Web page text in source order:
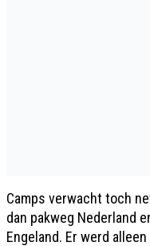
Camps verwacht toch
dan pakweg Nederland
Engeland. Er werd